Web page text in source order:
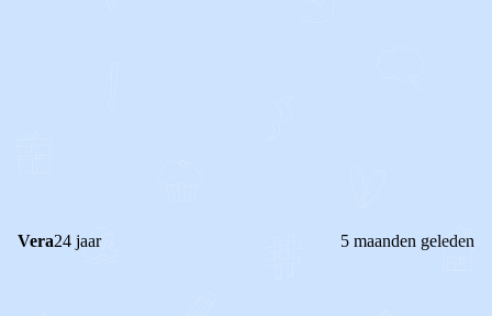
Vera24 jaar 5 maanden geleden